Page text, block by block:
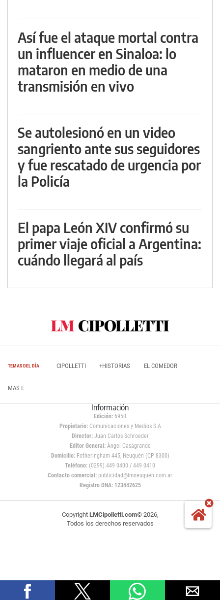
Así fue el ataque mortal contra
un influencer en Sinaloa: lo
mataron en medio de una
transmisión en vivo
Se autolesionó en un video
sangriento ante sus seguidores
y fue rescatado de urgencia por
la Policía
El papa León XIV confirmó su
primer viaje oficial a Argentina:
cuándo llegará al país
TEMAS DEL DÍA CIPOLLETTI +HISTORIAS EL COMEDOR
MAS E
Información
Edición: 6950
Propietario:Comunicaciones y Medios S.A
Director: Juan Carlos Schroeder
Editor General:Ángel Casagrande
Domicilio:Fotheringham 445, Neuquén (CP 8300)
Teléfono: (0299) 449 0400 / 449 0410
Contacto comercial: publicidad@lmneuquen.com.ar
Registro DNA: 123442625
Copyright LMCipolletti.com© 2026,
Todos los derechos reservados